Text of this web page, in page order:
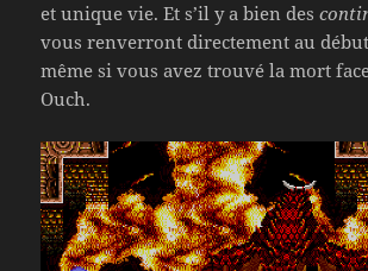
et unique vie. Et s’il y a bien des
vous renverront directement au
même si vous avez trouvé la mort
Ouch.